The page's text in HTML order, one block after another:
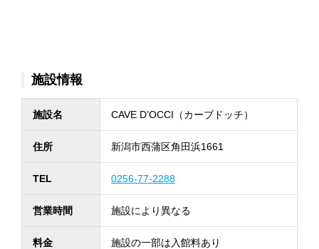
施設情報
施設名 CAVE D’OCCI（カーブドッチ）
住所 新潟市西蒲区角田浜1661
TEL 0256-77-2288
営業時間 施設により異なる
料金 施設の一部は入館料あり